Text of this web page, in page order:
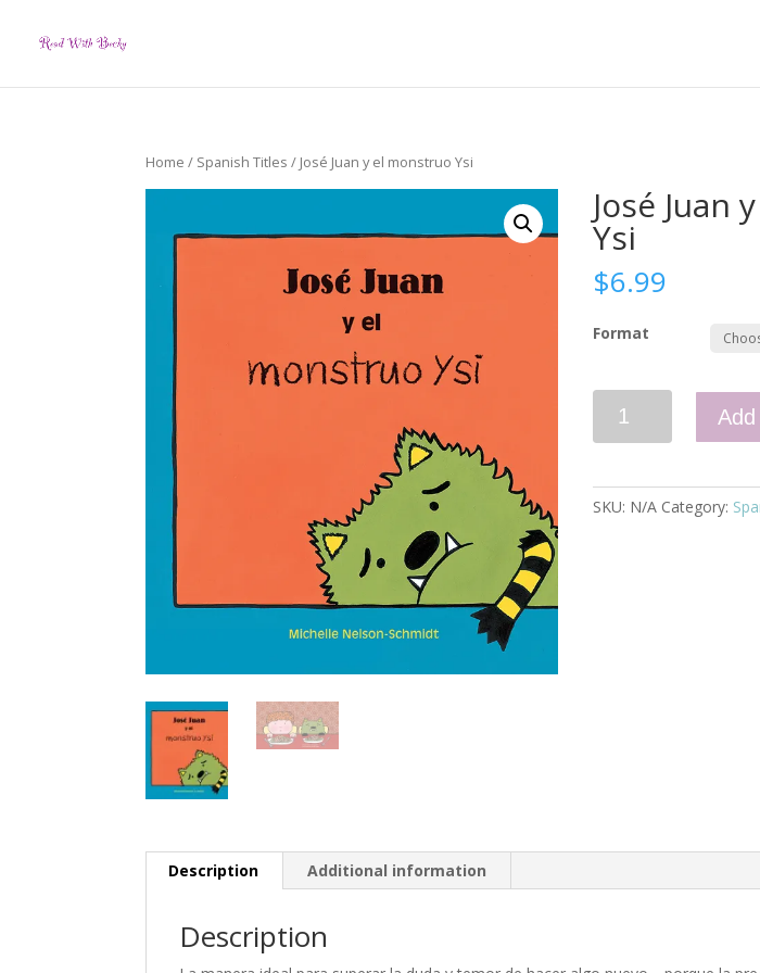
Home / Spanish Titles / José Juan y el monstruo Ysi
José Juan
Ysi
$6.99
Format
Juan
monstruo
SKU: N/A Category:
Description Additional information
Description